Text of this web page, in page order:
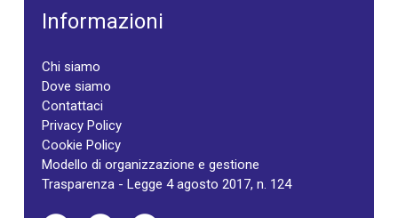
Informazioni
Chi siamo
Dove siamo
Contattaci
Privacy Policy
Cookie Policy
Modello di organizzazione e gestione
Trasparenza - Legge 4 agosto 2017, n. 124